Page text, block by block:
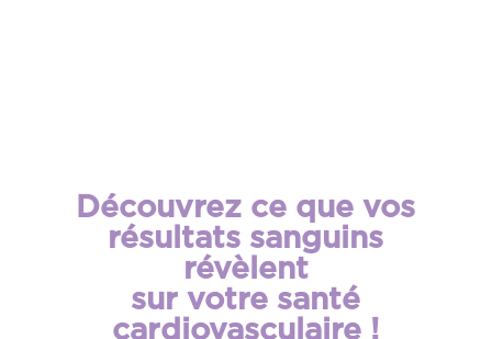
Découvrez ce que vos
résultats sanguins
révèlent
sur votre santé
cardiovasculaire !